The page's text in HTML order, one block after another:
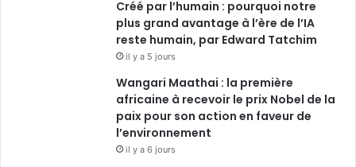
Créé par l’humain : pourquoi notre
plus grand avantage à l’ère de l’IA
reste humain, par Edward Tatchim
il y a 5 jours
Wangari Maathai : la première
africaine à recevoir le prix Nobel de la
paix pour son action en faveur de
l’environnement
il y a 6 jours